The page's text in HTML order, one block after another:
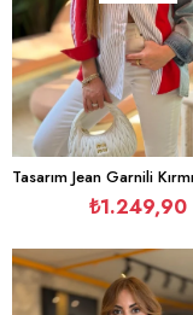
₺1.249,90